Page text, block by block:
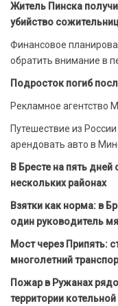
Житель Пинска
убийство
Финансовое
обратить внимание в
Подросток погиб
Рекламное агентство
Путешествие из
арендовать авто в
В Бресте на пять
нескольких районах
Взятки как норма: в
один руководитель
Мост через Припять:
многолетний
Пожар в Ружанах
территории котельной